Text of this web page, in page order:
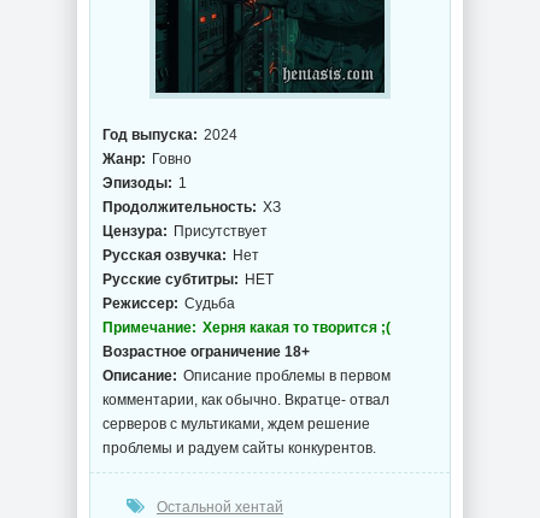
Год выпуска: 2024
Жанр: Говно
Эпизоды: 1
Продолжительность: ХЗ
Цензура: Присутствует
Русская озвучка: Нет
Русские субтитры: НЕТ
Режиссер: Судьба
Примечание: Херня какая то творится ;(
Возрастное ограничение 18+
Описание: Описание проблемы в первом
комментарии, как обычно. Вкратце- отвал
серверов с мультиками, ждем решение
проблемы и радуем сайты конкурентов.
Остальной хентай